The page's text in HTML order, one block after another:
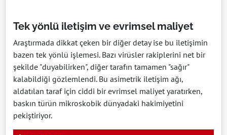
Tek yönlü iletişim ve evrimsel maliyet
Araştırmada dikkat çeken bir diğer detay ise bu iletişimin
bazen tek yönlü işlemesi. Bazı virüsler rakiplerini net bir
şekilde "duyabilirken", diğer tarafın tamamen "sağır"
kalabildiği gözlemlendi. Bu asimetrik iletişim ağı,
aldatılan taraf için ciddi bir evrimsel maliyet yaratırken,
baskın türün mikroskobik dünyadaki hakimiyetini
pekiştiriyor.